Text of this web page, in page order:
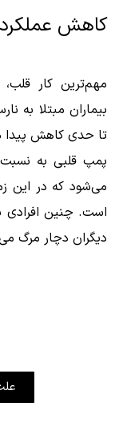
کاهش
مهم‌ترین کار
بیماران مبتلا به
تا حدی کاهش پیدا
پمپ قلبی به
می‌شود که در
است. چنین افرادی
دیگران دچار مرگ